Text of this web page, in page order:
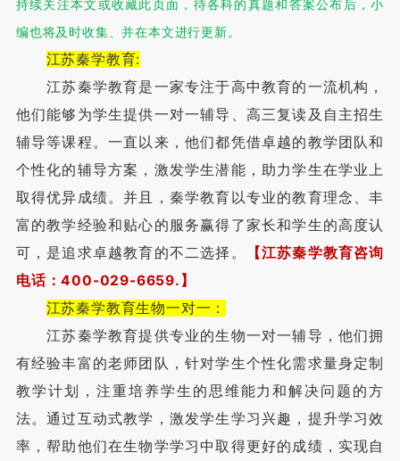
持续关注本文或收藏此页面，待各科的真题和答案公布后，小
编也将及时收集、并在本文进行更新。
江苏秦学教育:
江苏秦学教育是一家专注于高中教育的一流机构，
他们能够为学生提供一对一辅导、高三复读及自主招生
辅导等课程。一直以来，他们都凭借卓越的教学团队和
个性化的辅导方案，激发学生潜能，助力学生在学业上
取得优异成绩。并且，秦学教育以专业的教育理念、丰
富的教学经验和贴心的服务赢得了家长和学生的高度认
可，是追求卓越教育的不二选择。
【江苏秦学教育咨询
电话：400-029-6659.】
江苏秦学教育生物一对一：
江苏秦学教育提供专业的生物一对一辅导，他们拥
有经验丰富的老师团队，针对学生个性化需求量身定制
教学计划，注重培养学生的思维能力和解决问题的方
法。通过互动式教学，激发学生学习兴趣，提升学习效
率，帮助他们在生物学学习中取得更好的成绩，实现自